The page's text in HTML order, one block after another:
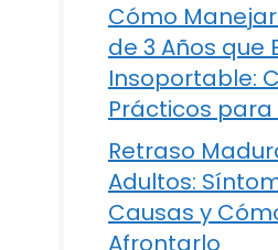
Cómo Manejar
de 3 Años que
Insoportable:
Prácticos para
Retraso
Adultos:
Causas y
Afrontarlo